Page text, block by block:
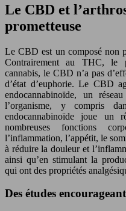
Le CBD et
prometteuse
Le CBD est un composé non
Contrairement au THC, le
cannabis, le CBD n’a pas
d’état d’euphorie. Le CBD
endocannabinoïde, un
l’organisme, y compris
endocannabinoïde joue un
nombreuses fonctions
l’inflammation, l’appétit, le
à réduire la douleur et
ainsi qu’en stimulant la
qui ont des propriétés
Des études